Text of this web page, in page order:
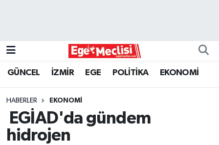
GÜNCEL İZMİR EGE POLİTİKA EKONOMİ
HABERLER EKONOMİ
EGİAD'da gündem
hidrojen
GÜNCEL
İZMİR
ÖZEL HABER